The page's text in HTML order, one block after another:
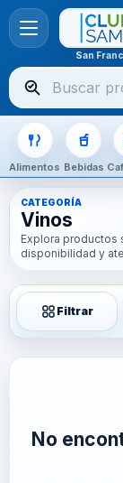
San
Buscar
productos
Alimentos Bebidas
CATEGORÍA
Vinos
Explora productos
disponibilidad y
Filtrar
No